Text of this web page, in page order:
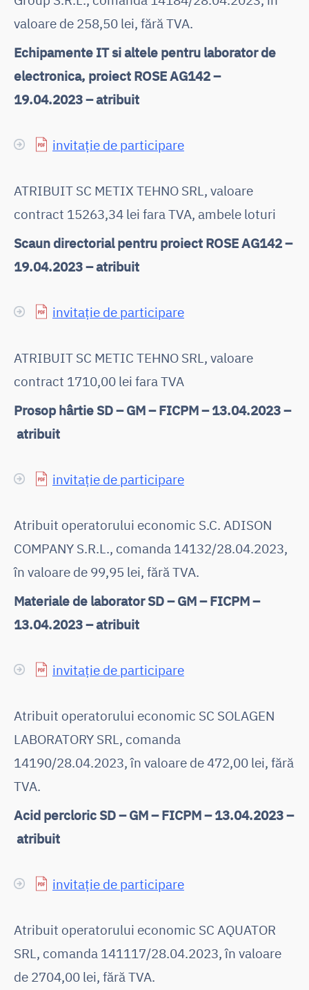
valoare de 258,50 lei, fără TVA.
Echipamente IT si altele pentru laborator de
electronica, proiect ROSE AG142 –
19.04.2023 – atribuit
invitație de participare
ATRIBUIT SC METIX TEHNO SRL, valoare
contract 15263,34 lei fara TVA, ambele loturi
Scaun directorial pentru proiect ROSE AG142 –
19.04.2023 – atribuit
invitație de participare
ATRIBUIT SC METIC TEHNO SRL, valoare
contract 1710,00 lei fara TVA
Prosop hârtie SD – GM – FICPM – 13.04.2023 –
atribuit
invitație de participare
Atribuit operatorului economic S.C. ADISON
COMPANY S.R.L., comanda 14132/28.04.2023,
în valoare de 99,95 lei, fără TVA.
Materiale de laborator SD – GM – FICPM –
13.04.2023 – atribuit
invitație de participare
Atribuit operatorului economic SC SOLAGEN
LABORATORY SRL, comanda
14190/28.04.2023, în valoare de 472,00 lei, fără
TVA.
Acid percloric SD – GM – FICPM – 13.04.2023 –
atribuit
invitație de participare
Atribuit operatorului economic SC AQUATOR
SRL, comanda 141117/28.04.2023, în valoare
de 2704,00 lei, fără TVA.